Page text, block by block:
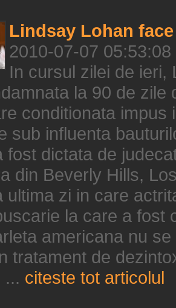
Lindsay Lohan
2010-07-07 05:53:08
In cursul zilei de ieri,
la 90 de
conditionata
sub influenta
fost dictata de
din Beverly Hills,
ultima zi in care
la care a fost
americana nu
tratament de
... citeste tot articolul